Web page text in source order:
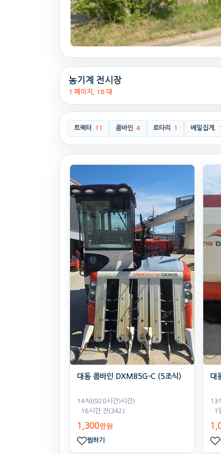
농기계 전시장
1 페이지, 18 대
트랙터 11 콤바인 4 로타리 1 베일집게.
대동 콤바인 DXM85G-C (5조식)
14식((920시간)시간)
. 16시간 전(342)
1,300만원
찜하기
대
13
. 1